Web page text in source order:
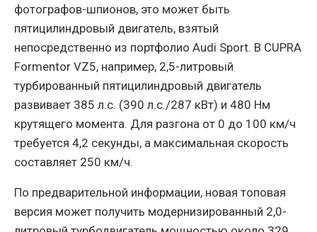
фотографов-шпионов, это может быть
пятицилиндровый двигатель, взятый
непосредственно из портфолио Audi Sport. В CUPRA
Formentor VZ5, например, 2,5-литровый
турбированный пятицилиндровый двигатель
развивает 385 л.с. (390 л.с./287 кВт) и 480 Нм
крутящего момента. Для разгона от 0 до 100 км/ч
требуется 4,2 секунды, а максимальная скорость
составляет 250 км/ч.
По предварительной информации, новая топовая
версия может получить модернизированный 2,0-